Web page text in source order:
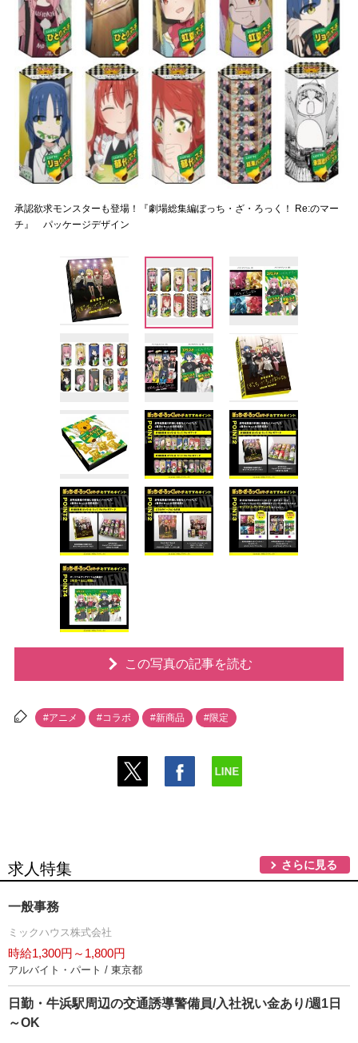
承認欲求モンスターも登場！『劇場総集編ぼっち・ざ・ろっく！ Re:のマー
チ』 パッケージデザイン
この写真の記事を読む
#アニメ #コラボ #新商品 #限定
求人特集 さらに見る
一般事務
ミックハウス株式会社
時給1,300円～1,800円
アルバイト・パート / 東京都
日勤・牛浜駅周辺の交通誘導警備員/入社祝い金あり/週1日
～OK